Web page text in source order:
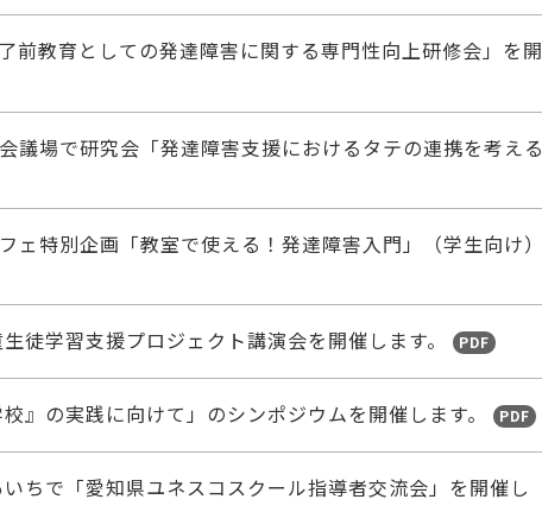
前教育としての発達障害に関する専門性向上研修会」を開
議場で研究会「発達障害支援におけるタテの連携を考える
ェ特別企画「教室で使える！発達障害入門」（学生向け）
徒学習支援プロジェクト講演会を開催します。 PDF
』の実践に向けて」のシンポジウムを開催します。 PDF
ちで「愛知県ユネスコスクール指導者交流会」を開催し